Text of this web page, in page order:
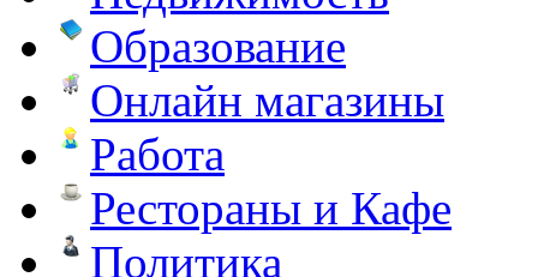
Образование
Онлайн магазины
Работа
Рестораны и Кафе
Политика